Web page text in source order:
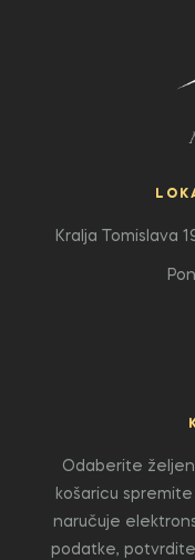
Kralja Tomislava
Odaberite
košaricu
naručuje
podatke, potvrdite